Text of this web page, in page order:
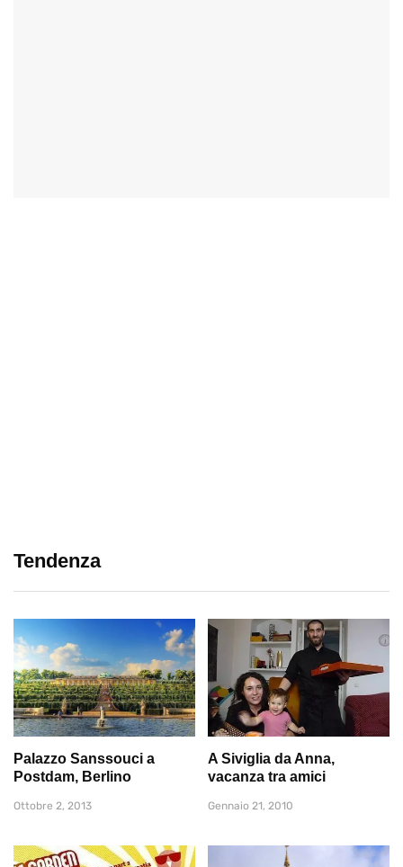
Tendenza
Palazzo Sanssouci a
Postdam, Berlino
Ottobre 2, 2013
A Siviglia da Anna,
vacanza tra amici
Gennaio 21, 2010